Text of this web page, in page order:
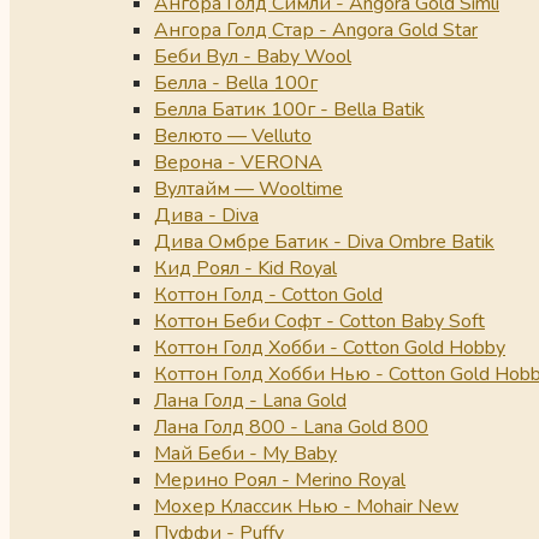
Ангора Голд Стар - Angora Gold Star
Беби Вул - Baby Wool
Белла - Bella 100г
Белла Батик 100г - Bella Batik
Велюто — Velluto
Верона - VERONA
Вултайм — Wooltime
Дива - Diva
Дива Омбре Батик - Diva Ombre Batik
Кид Роял - Kid Royal
Коттон Голд - Cotton Gold
Коттон Беби Софт - Cotton Baby Soft
Коттон Голд Хобби - Cotton Gold Hobby
Коттон Голд Хобби Нью - Cotton Gold
Лана Голд - Lana Gold
Лана Голд 800 - Lana Gold 800
Май Беби - My Baby
Мерино Роял - Merino Royal
Мохер Классик Нью - Mohair New
Пуффи - Puffy